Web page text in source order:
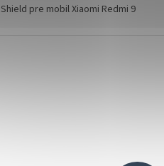
Shield pre mobil Xiaomi Redmi 9